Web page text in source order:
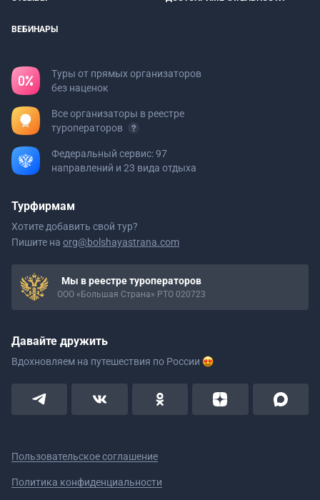
ВЕБИНАРЫ
Туры от прямых организаторов
без наценок
Все организаторы в реестре
туроператоров
Федеральный сервис: 97
направлений и 23 вида отдыха
Турфирмам
Хотите добавить свой тур?
Пишите на org@bolshayastrana.com
Мы в реестре туроператоров
ООО «Большая Страна» РТО 020723
Давайте дружить
Вдохновляем на путешествия по России
Пользовательское соглашение
Политика конфиденциальности